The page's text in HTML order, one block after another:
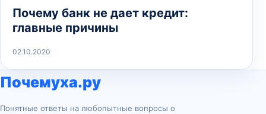
Почему банк не дает кредит:
главные причины
02.10.2020
Почемуха.ру
Понятные ответы на любопытные вопросы о